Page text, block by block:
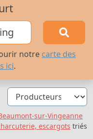
notre carte des
ici.
sur-Vingeanne
escargots triés